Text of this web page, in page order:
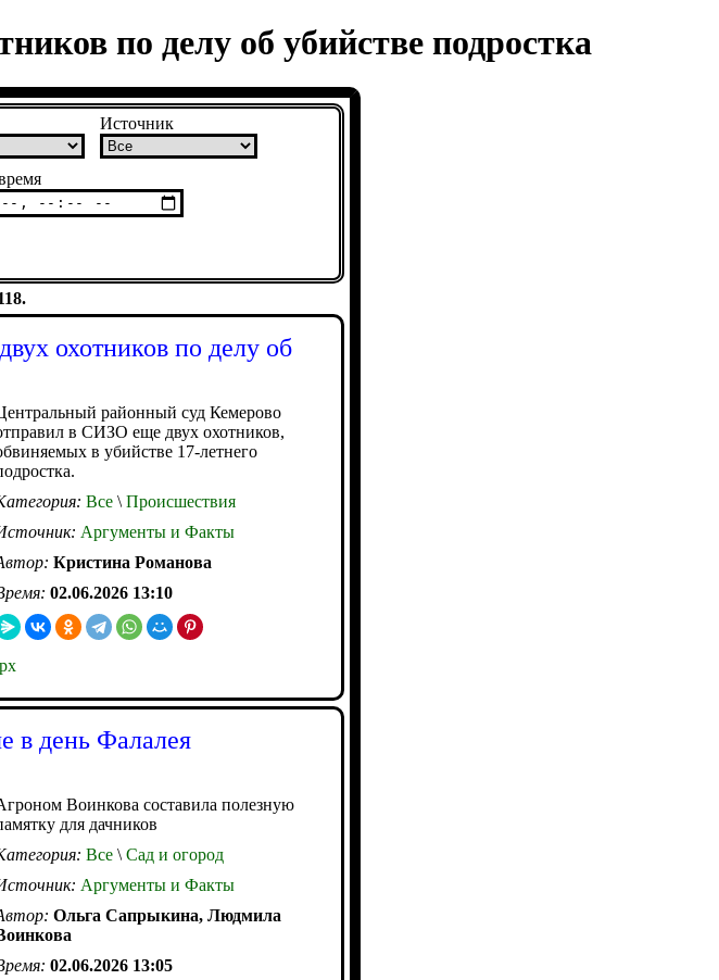
по делу об убийстве подростка
Источник
охотников по делу об
районный суд Кемерово
в СИЗО еще двух охотников,
в убийстве 17-летнего
Все \ Происшествия
Аргументы и Факты
Кристина Романова
02.06.2026 13:10
в день Фалалея
Воинкова составила полезную
для дачников
Все \ Сад и огород
Аргументы и Факты
Ольга Сапрыкина, Людмила
02.06.2026 13:05